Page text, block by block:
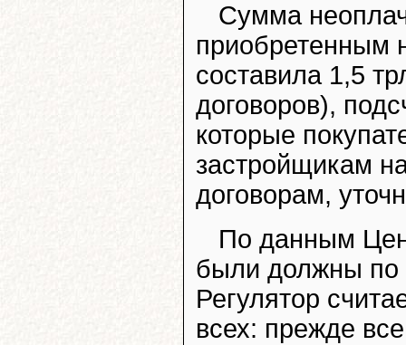
Сумма
приобретенным
составила 1,5
договоров),
которые
застройщикам
договорам,
По данным
были должны по
Регулятор
всех: прежде